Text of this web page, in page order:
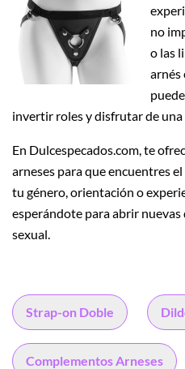
no
o las
arnés
invertir roles y disfrutar de
En Dulcespecados.com, te
arneses para que encuentres
tu género, orientación o
esperándote para abrir
sexual.
Strap-on Doble
Complementos Arneses